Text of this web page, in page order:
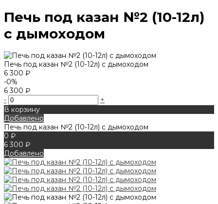
Печь под казан №2 (10-12л)
с дымоходом
Печь под казан №2 (10-12л) с дымоходом
6 300 ₽
-0%
6 300 ₽
-
+
В корзину
Добавлено
Печь под казан №2 (10-12л) с дымоходом
0 ₽
6 300 ₽
Добавлено